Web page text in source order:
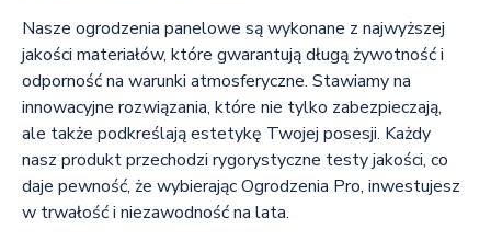
Nasze ogrodzenia panelowe są wykonane z najwyższej
jakości materiałów, które gwarantują długą żywotność i
odporność na warunki atmosferyczne. Stawiamy na
innowacyjne rozwiązania, które nie tylko zabezpieczają,
ale także podkreślają estetykę Twojej posesji. Każdy
nasz produkt przechodzi rygorystyczne testy jakości, co
daje pewność, że wybierając Ogrodzenia Pro, inwestujesz
w trwałość i niezawodność na lata.